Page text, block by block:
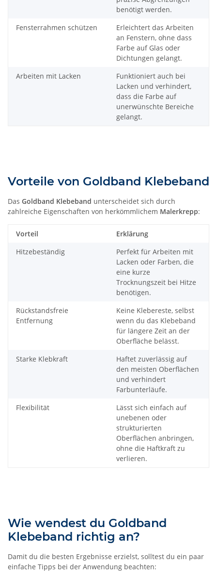
benötigt werden.
Fensterrahmen schützen
Erleichtert das Arbeiten
an Fenstern, ohne dass
Farbe auf Glas oder
Dichtungen gelangt.
Arbeiten mit Lacken
Funktioniert auch bei
Lacken und verhindert,
dass die Farbe auf
unerwünschte Bereiche
gelangt.
Vorteile von Goldband Klebeband
Das Goldband Klebeband unterscheidet sich durch
zahlreiche Eigenschaften von herkömmlichem Malerkrepp:
Vorteil
Erklärung
Hitzebeständig
Perfekt für Arbeiten mit
Lacken oder Farben, die
eine kurze
Trocknungszeit bei Hitze
benötigen.
Rückstandsfreie
Entfernung
Keine Klebereste, selbst
wenn du das Klebeband
für längere Zeit an der
Oberfläche belässt.
Starke Klebkraft
Haftet zuverlässig auf
den meisten Oberflächen
und verhindert
Farbunterläufe.
Flexibilität
Lässt sich einfach auf
unebenen oder
strukturierten
Oberflächen anbringen,
ohne die Haftkraft zu
verlieren.
Wie wendest du Goldband
Klebeband richtig an?
Damit du die besten Ergebnisse erzielst, solltest du ein paar
einfache Tipps bei der Anwendung beachten: